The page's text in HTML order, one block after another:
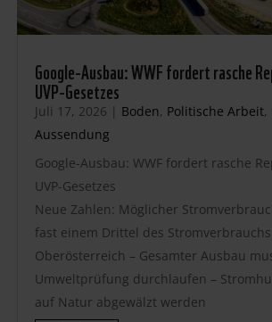
Google-Ausbau: WWF fordert rasche
UVP-Gesetzes
Juli 17, 2026 | Boden, Politische Arbeit,
Aussendung
Google-Ausbau: WWF fordert rasche
UVP-Gesetzes
Neue Zahlen: Möglicher
fast einem Drittel des
Oberösterreich – Gesamter Ausbau
Umweltprüfung durchlaufen –
auf Natur abgewälzt werden